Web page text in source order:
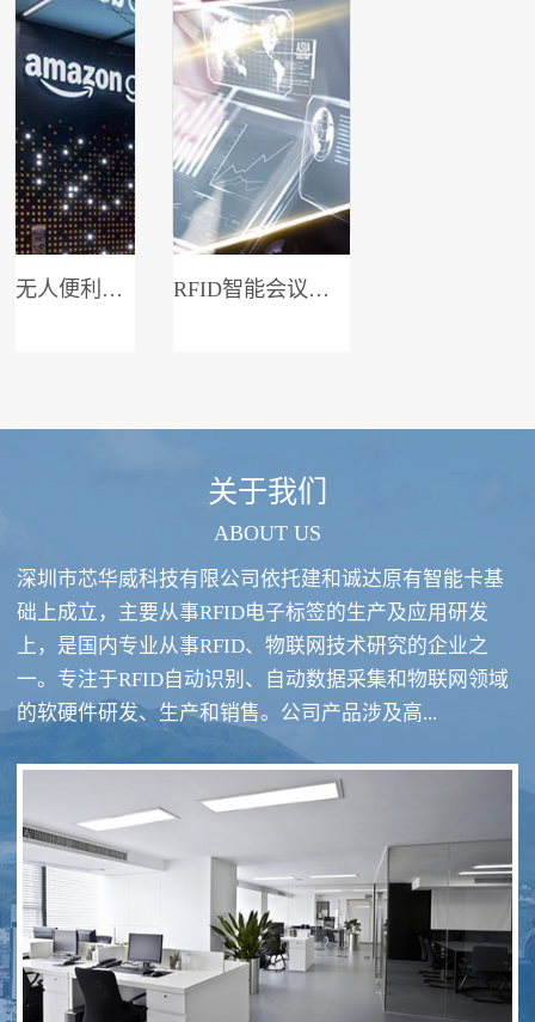
无人便利店系统 RFID智能会议签到系统
RFID酒类防伪系统方案 RFID智慧食堂系统
关于我们
ABOUT US
深圳市芯华威科技有限公司依托建和诚达原有智能卡基
础上成立，主要从事RFID电子标签的生产及应用研发
上，是国内专业从事RFID、物联网技术研究的企业之
一。专注于RFID自动识别、自动数据采集和物联网领域
的软硬件研发、生产和销售。公司产品涉及高...